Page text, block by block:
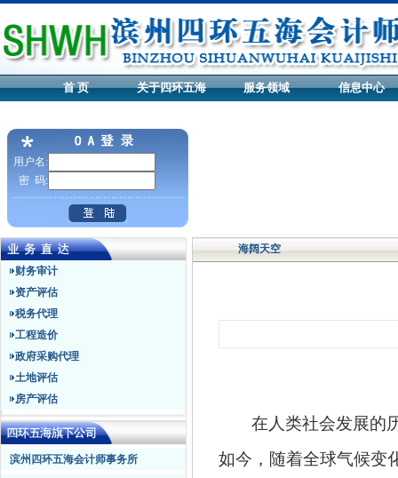
首 页 关于四环五海 服务领域 信息中心
用户名:
密 码:
财务审计
资产评估
税务代理
工程造价
政府采购代理
土地评估
房产评估
滨州四环五海会计师事务所
海阔天空
在人类社会发展的
如今，随着全球气候变